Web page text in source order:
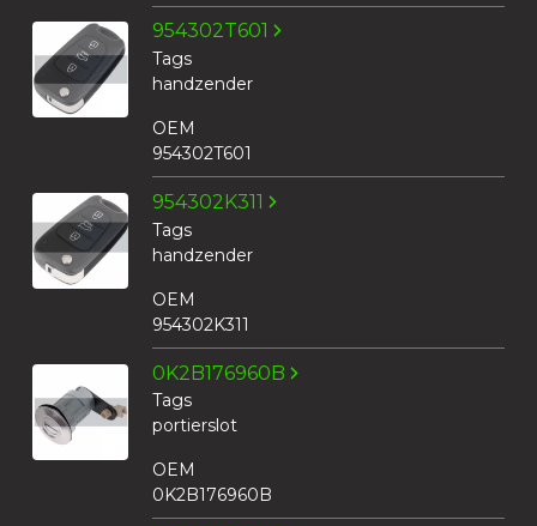
954302T601
Tags
handzender
OEM
954302T601
954302K311
Tags
handzender
OEM
954302K311
0K2B176960B
Tags
portierslot
OEM
0K2B176960B